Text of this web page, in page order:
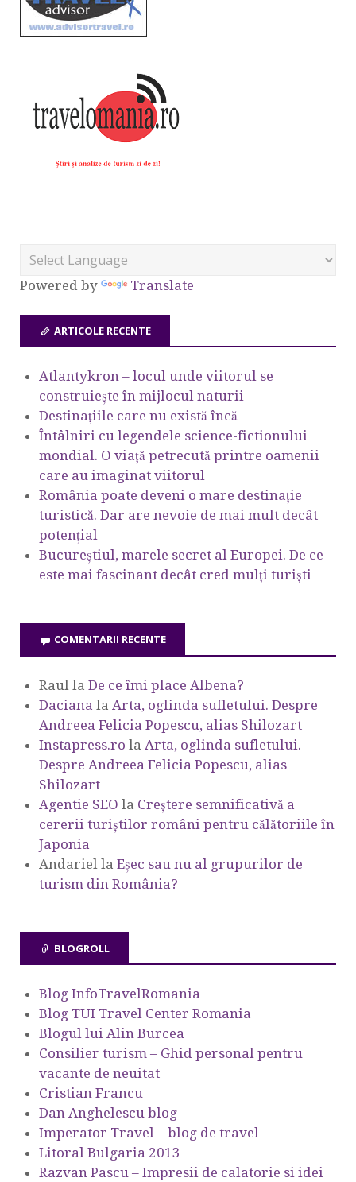
Powered by Translate
ARTICOLE RECENTE
Atlantykron – locul unde viitorul se
construiește în mijlocul naturii
Destinațiile care nu există încă
Întâlniri cu legendele science-fictionului
mondial. O viață petrecută printre oamenii
care au imaginat viitorul
România poate deveni o mare destinație
turistică. Dar are nevoie de mai mult decât
potențial
Bucureștiul, marele secret al Europei. De ce
este mai fascinant decât cred mulți turiști
COMENTARII RECENTE
Raul la De ce îmi place Albena?
Daciana la Arta, oglinda sufletului. Despre
Andreea Felicia Popescu, alias Shilozart
Instapress.ro la Arta, oglinda sufletului.
Despre Andreea Felicia Popescu, alias
Shilozart
Agentie SEO la Creștere semnificativă a
cererii turiștilor români pentru călătoriile în
Japonia
Andariel la Eşec sau nu al grupurilor de
turism din România?
BLOGROLL
Blog InfoTravelRomania
Blog TUI Travel Center Romania
Blogul lui Alin Burcea
Consilier turism – Ghid personal pentru
vacante de neuitat
Cristian Francu
Dan Anghelescu blog
Imperator Travel – blog de travel
Litoral Bulgaria 2013
Razvan Pascu – Impresii de calatorie si idei